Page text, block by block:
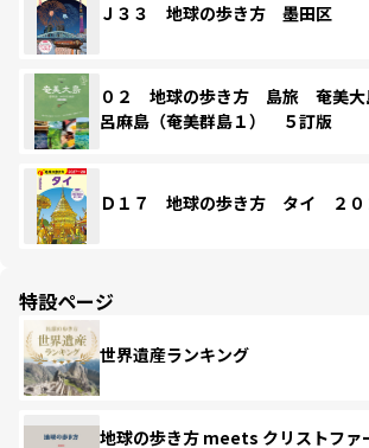
Ｊ３３ 地球の歩き方 墨田区
０２ 地球の歩き方 島旅 奄美
呂麻島（奄美群島１） ５訂版
Ｄ１７ 地球の歩き方 タイ ２０
特設ページ
世界遺産ランキング
地球の歩き方 meets クリストファ